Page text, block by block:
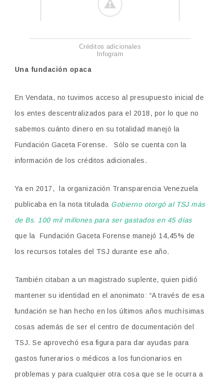
Créditos adicionales
Infogram
Una fundación opaca
En Vendata, no tuvimos acceso al presupuesto inicial de
los entes descentralizados para el 2018, por lo que no
sabemos cuánto dinero en su totalidad manejó la
Fundación Gaceta Forense. Sólo se cuenta con la
información de los créditos adicionales.
Ya en 2017, la organización Transparencia Venezuela
publicaba en la nota titulada Gobierno otorgó al TSJ más
de Bs. 100 mil millones para ser gastados en 45 días
que la
Fundación Gaceta Forense manejó 14,45% de
los recursos totales del TSJ durante ese año.
También citaban a un magistrado suplente, quien pidió
mantener su identidad en el anonimato: “A través de esa
fundación se han hecho en los últimos años muchísimas
cosas además de ser el centro de documentación del
TSJ. Se aprovechó esa figura para dar ayudas para
gastos funerarios o médicos a los funcionarios en
problemas y para cualquier otra cosa que se le ocurra a